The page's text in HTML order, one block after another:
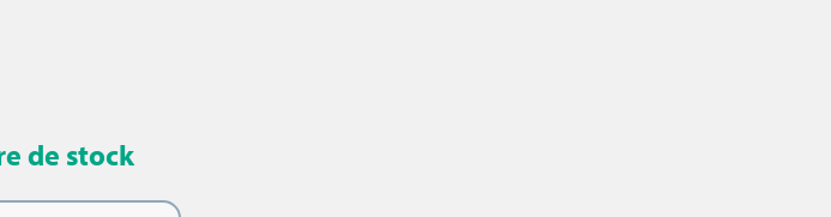
de stock